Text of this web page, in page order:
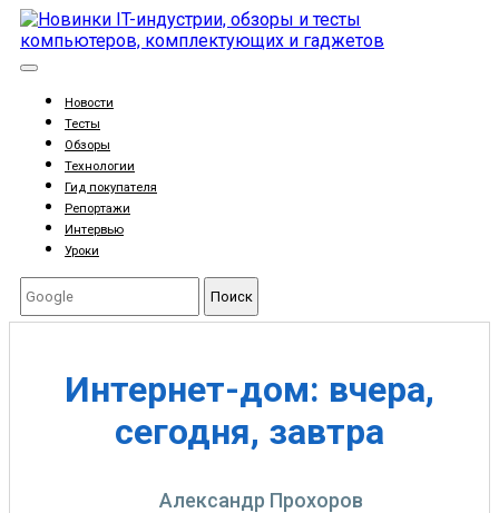
Новости
Тесты
Обзоры
Технологии
Гид покупателя
Репортажи
Интервью
Уроки
Поиск
Интернет-дом: вчера,
сегодня, завтра
Александр Прохоров